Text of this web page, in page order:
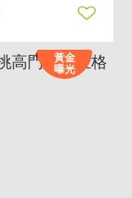
黃金
曝光